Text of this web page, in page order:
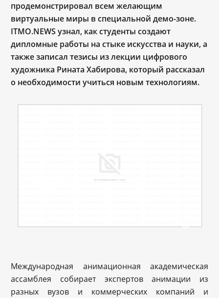
продемонстрировал всем желающим
виртуальные миры в специальной демо-зоне.
ITMO.NEWS узнал, как студенты создают
дипломные работы на стыке искусства и науки, а
также записал тезисы из лекции цифрового
художника Рината Хабирова, который рассказал
о необходимости учиться новым технологиям.
Международная анимационная академическая
ассамблея собирает экспертов анимации из
разных вузов и коммерческих компаний и